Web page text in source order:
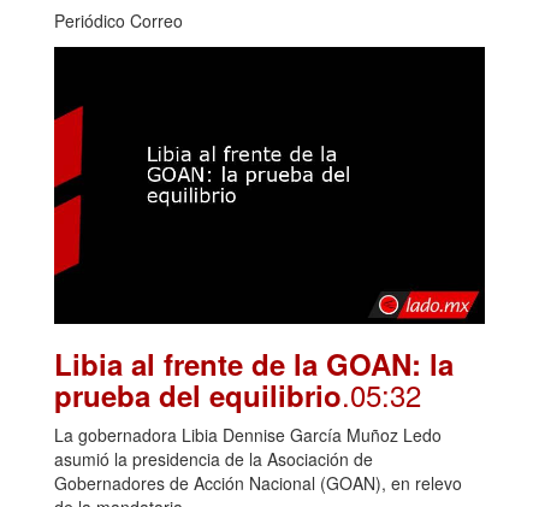
Periódico Correo
Libia al frente de la GOAN: la
prueba del equilibrio.05:32
La gobernadora Libia Dennise García Muñoz Ledo
asumió la presidencia de la Asociación de
Gobernadores de Acción Nacional (GOAN), en relevo